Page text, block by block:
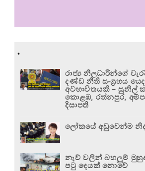
.
රාජ්‍ය නිලධාරීන්ගේ
දණ්ඩ නීති සංග්‍රහය
අවභාවිතයකි – සුනිල්
කොළඹ, රත්නපුර,
දිසාපති
ලෝකයේ අඩුවෙන්ම
නැව් වලින් බහලුම්
පටු දෙයක් නොවේ